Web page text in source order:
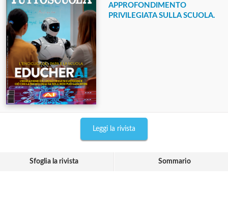
APPROFONDIMENTO
PRIVILEGIATA SULLA SCUOLA.
Leggi la rivista
Sfoglia la rivista Sommario